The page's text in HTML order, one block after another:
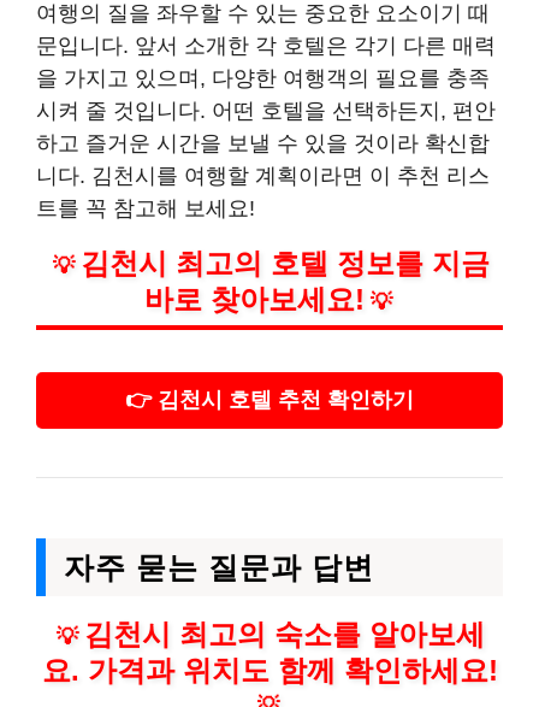
여행의 질을 좌우할 수 있는 중요한 요소이기 때
문입니다. 앞서 소개한 각 호텔은 각기 다른 매력
을 가지고 있으며, 다양한 여행객의 필요를 충족
시켜 줄 것입니다. 어떤 호텔을 선택하든지, 편안
하고 즐거운 시간을 보낼 수 있을 것이라 확신합
니다. 김천시를 여행할 계획이라면 이 추천 리스
트를 꼭 참고해 보세요!
💡 김천시 최고의 호텔 정보를 지금
바로 찾아보세요! 💡
👉 김천시 호텔 추천 확인하기
자주 묻는 질문과 답변
💡 김천시 최고의 숙소를 알아보세
요. 가격과 위치도 함께 확인하세요!